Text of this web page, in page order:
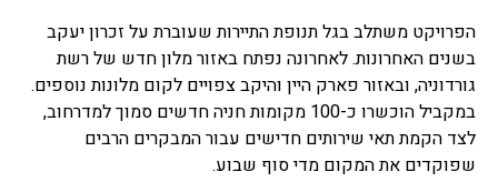
הפרויקט משתלב בגל תנופת התיירות שעוברת על זכרון יעקב
בשנים האחרונות. לאחרונה נפתח באזור מלון חדש של רשת
גורדוניה, ובאזור פארק היין והיקב צפויים לקום מלונות נוספים.
במקביל הוכשרו כ-100 מקומות חניה חדשים סמוך למדרחוב,
לצד הקמת תאי שירותים חדישים עבור המבקרים הרבים
שפוקדים את המקום מדי סוף שבוע.